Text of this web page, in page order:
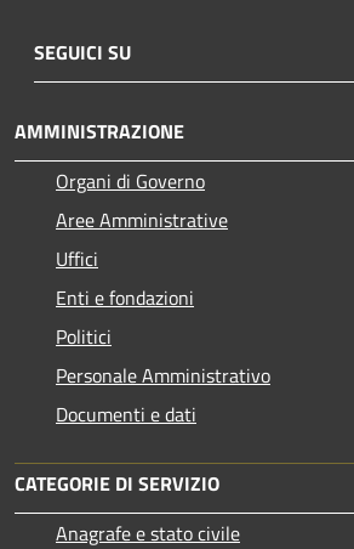
SEGUICI SU
AMMINISTRAZIONE
Organi di Governo
Aree Amministrative
Uffici
Enti e fondazioni
Politici
Personale Amministrativo
Documenti e dati
CATEGORIE DI SERVIZIO
Anagrafe e stato civile